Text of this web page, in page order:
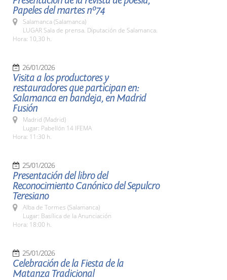
Papeles del martes nº74
Salamanca (Salamanca)
LUGAR Sala de prensa. Diputación de Salamanca.
Hora: 10,30 h.
26/01/2026
Visita a los productores y
restauradores que participan en:
Salamanca en bandeja, en Madrid
Fusión
Madrid (Madrid)
Lugar: Pabellón 14 IFEMA
Hora: 11:30 h.
25/01/2026
Presentación del libro del
Reconocimiento Canónico del Sepulcro
Teresiano
Alba de Tormes (Salamanca)
Lugar: Basílica de la Anunciación
Hora: 18:00 h.
25/01/2026
Celebración de la Fiesta de la
Matanza Tradicional